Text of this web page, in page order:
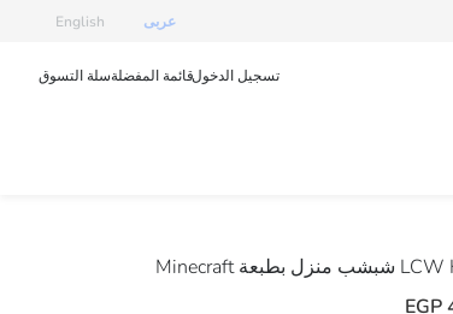
عربى English
تسجيل الدخولقائمة المفضلةسلة التسوق
LCW شبشب منزل بطبعة Minecraft